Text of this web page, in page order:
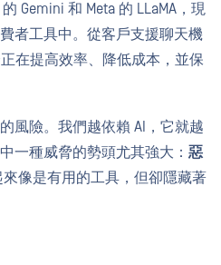
的 Gemini 和 Meta 的 LLaMA，現
者工具中。從客戶支援聊天機
在提高效率、降低成本，並保
風險。我們越依賴 AI，它就越
一種威脅的勢頭尤其強大： 惡
像是有用的工具，但卻隱藏著